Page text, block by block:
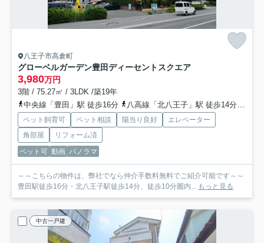
八王子市高倉町
グローベルガーデン豊田ディーセントスクエア
3,980万円
3階 / 75.27㎡ / 3LDK /築19年
中央線「豊田」駅 徒歩16分
八高線「北八王子」駅 徒歩14分
ペット飼育可 ペット相談 陽当り良好
エレベーター
角部屋
リフォーム済
ペット可 動画 パノラマ
～～こちらの物件は、弊社でなら仲介手数料無料でご紹介可能です～～
豊田駅徒歩16分・北八王子駅徒歩14分、徒歩10分圏内... もっと見る
中古一戸建